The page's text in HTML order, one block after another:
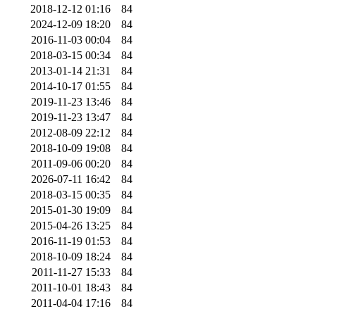
2018-12-12 01:16
84
2024-12-09 18:20
84
2016-11-03 00:04
84
2018-03-15 00:34
84
2013-01-14 21:31
84
2014-10-17 01:55
84
2019-11-23 13:46
84
2019-11-23 13:47
84
2012-08-09 22:12
84
2018-10-09 19:08
84
2011-09-06 00:20
84
2026-07-11 16:42
84
2018-03-15 00:35
84
2015-01-30 19:09
84
2015-04-26 13:25
84
2016-11-19 01:53
84
2018-10-09 18:24
84
2011-11-27 15:33
84
2011-10-01 18:43
84
2011-04-04 17:16 84